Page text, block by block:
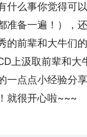
什么事你觉得可
准备一遍！），
的前辈和大牛们
上汲取前辈和大
一点点小经验分
就很开心啦~~~